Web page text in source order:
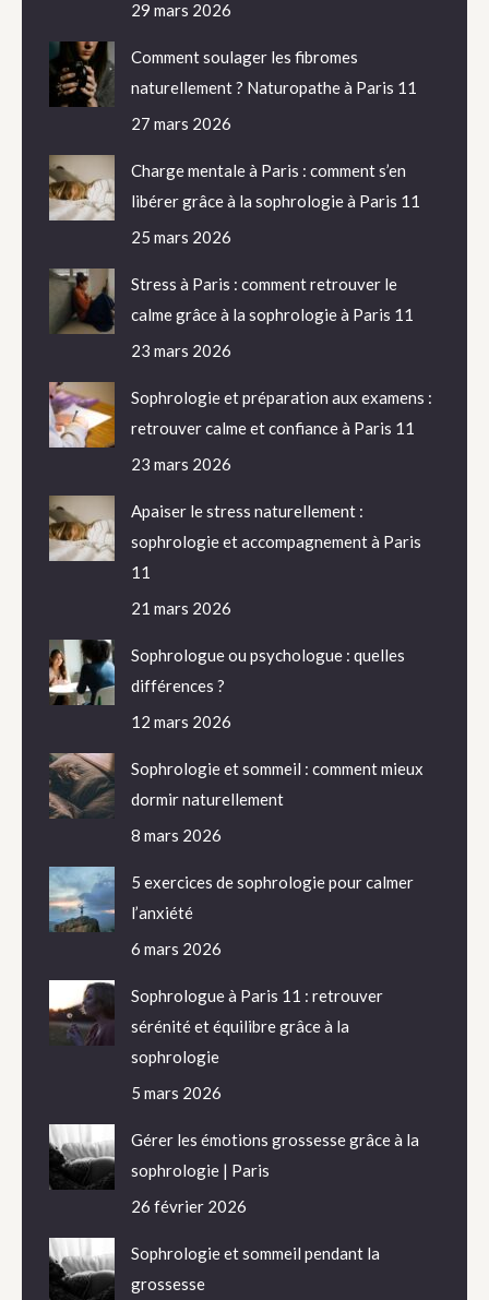
29 mars 2026
Comment soulager les fibromes
naturellement ? Naturopathe à Paris 11
27 mars 2026
Charge mentale à Paris : comment s’en
libérer grâce à la sophrologie à Paris 11
25 mars 2026
Stress à Paris : comment retrouver le
calme grâce à la sophrologie à Paris 11
23 mars 2026
Sophrologie et préparation aux examens :
retrouver calme et confiance à Paris 11
23 mars 2026
Apaiser le stress naturellement :
sophrologie et accompagnement à Paris
11
21 mars 2026
Sophrologue ou psychologue : quelles
différences ?
12 mars 2026
Sophrologie et sommeil : comment mieux
dormir naturellement
8 mars 2026
5 exercices de sophrologie pour calmer
l’anxiété
6 mars 2026
Sophrologue à Paris 11 : retrouver
sérénité et équilibre grâce à la
sophrologie
5 mars 2026
Gérer les émotions grossesse grâce à la
sophrologie | Paris
26 février 2026
Sophrologie et sommeil pendant la
grossesse